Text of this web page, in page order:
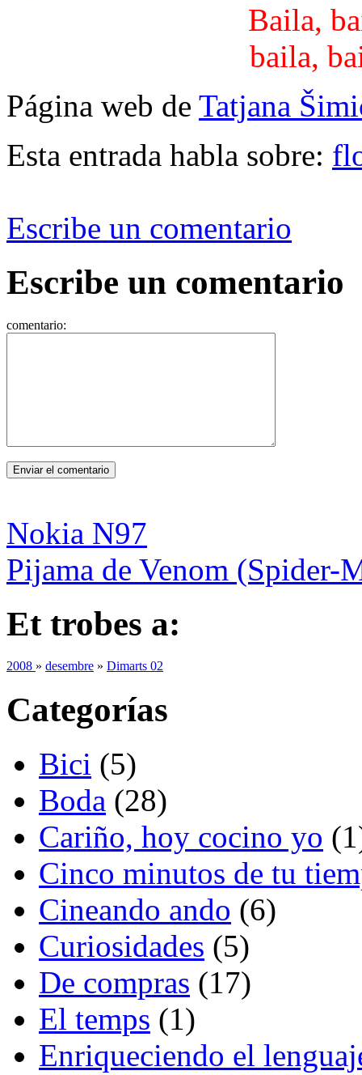
Baila,
baila,
Página web de Tatjana
Esta entrada habla sobre:
Escribe un comentario
Escribe un comentario
comentario:
Nokia N97
Pijama de Venom (Spider-
Et trobes a:
2008 » desembre » Dimarts 02
Categorías
Bici (5)
Boda (28)
Cariño, hoy cocino yo
Cinco minutos de tu
Cineando ando (6)
Curiosidades (5)
De compras (17)
El temps (1)
Enriqueciendo el